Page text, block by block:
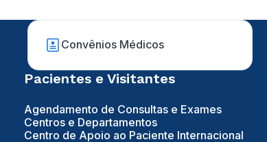
Convênios Médicos
Pacientes e Visitantes
Agendamento de Consultas e Exames
Centros e Departamentos
Centro de Apoio ao Paciente Internacional